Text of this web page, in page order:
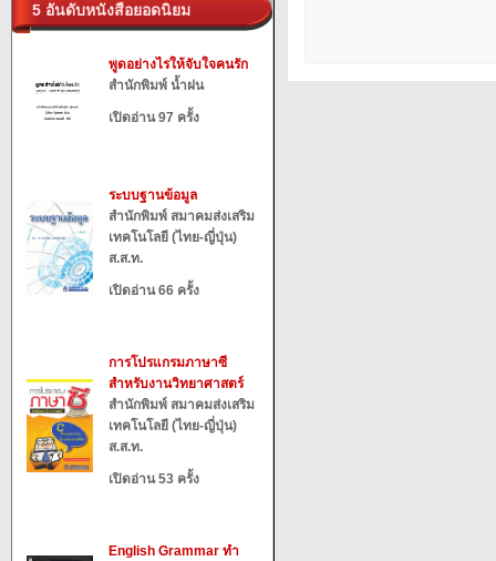
5 อันดับหนังสือยอดนิยม
พูดอย่างไรให้จับใจคนรัก
สำนักพิมพ์ น้ำฝน
เปิดอ่าน 97 ครั้ง
ระบบฐานข้อมูล
สำนักพิมพ์ สมาคมส่งเสริม
เทคโนโลยี (ไทย-ญี่ปุ่น)
ส.ส.ท.
เปิดอ่าน 66 ครั้ง
การโปรแกรมภาษาซี
สำหรับงานวิทยาศาสตร์
สำนักพิมพ์ สมาคมส่งเสริม
เทคโนโลยี (ไทย-ญี่ปุ่น)
ส.ส.ท.
เปิดอ่าน 53 ครั้ง
English Grammar ทำ